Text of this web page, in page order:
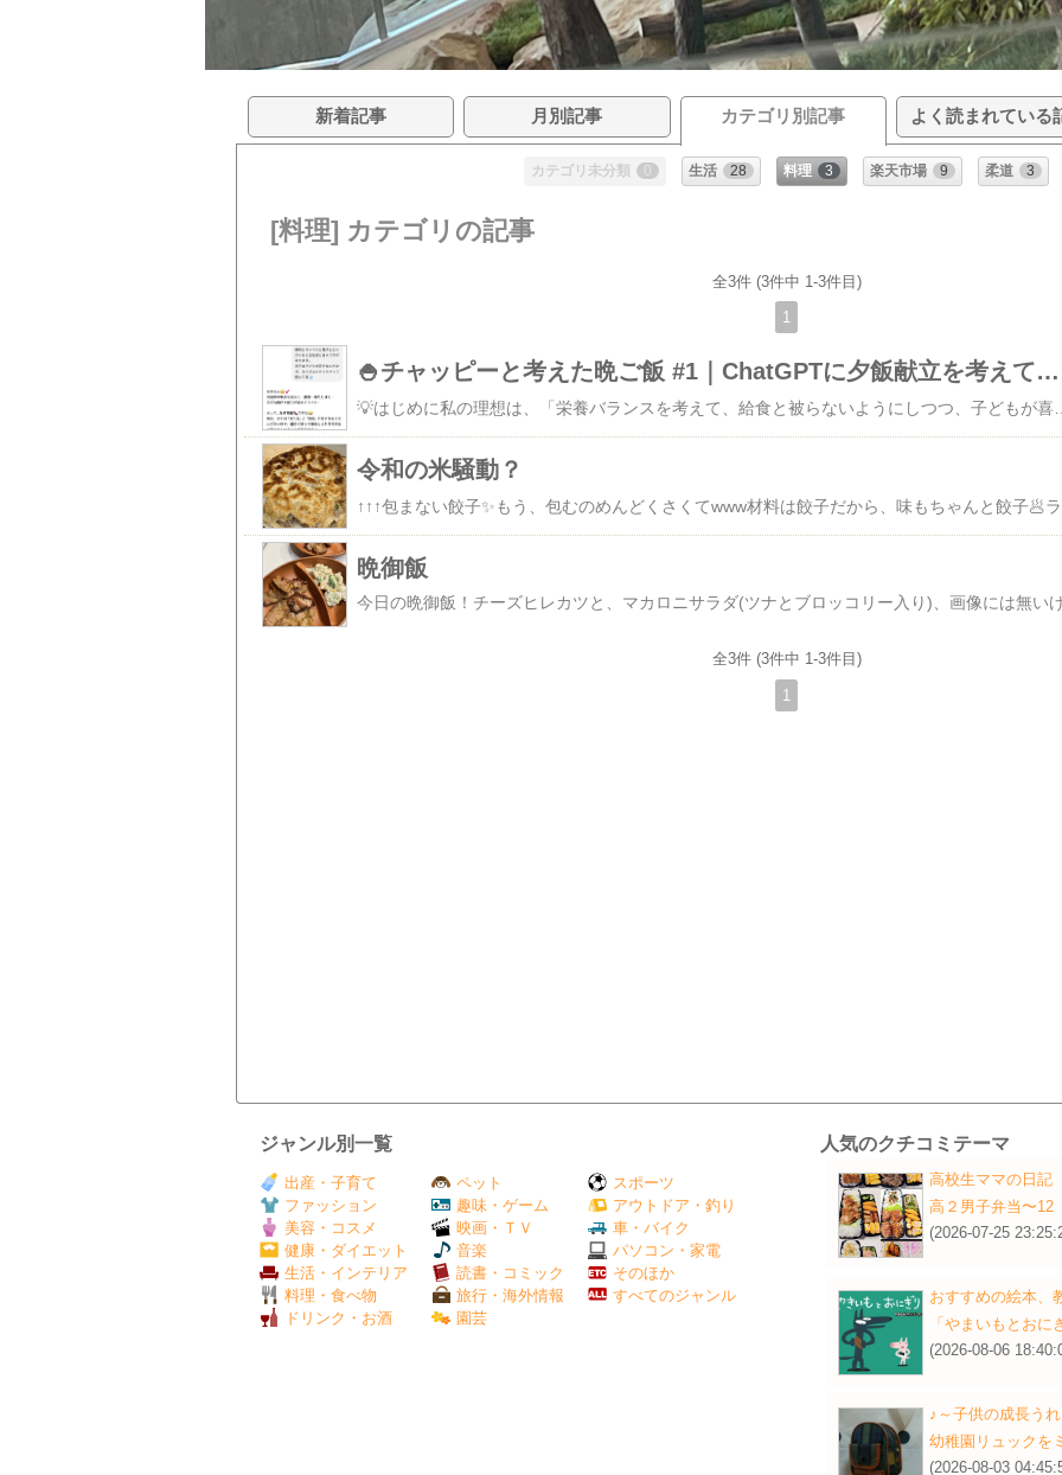
新着記事 月別記事 カテゴリ別記事 よく読まれている
カテゴリ未分類 0 生活 28 料理 3 楽天市場 9 柔道 3
[料理] カテゴリの記事
全3件 (3件中 1-3件目)
1
🍚チャッピーと考えた晩ご飯 #1｜ChatGPTに夕飯献立を考えてもらったら楽になった話
令和の米騒動？
晩御飯
全3件 (3件中 1-3件目)
1
ジャンル別一覧
出産・子育て
ファッション
美容・コスメ
健康・ダイエット
生活・インテリア
料理・食べ物
ドリンク・お酒
ペット
趣味・ゲーム
映画・ＴＶ
音楽
読書・コミック
旅行・海外情報
園芸
スポーツ
アウトドア・釣り
車・バイク
パソコン・家電
そのほか
すべてのジャンル
人気のクチコミテーマ
高校生ママの日記
高２男子弁当〜12
(2026-07-25
おすすめの絵本、
「やまいもとお
(2026-08-06
♪～子供の成長う
幼稚園リュックを
(2026-08-03